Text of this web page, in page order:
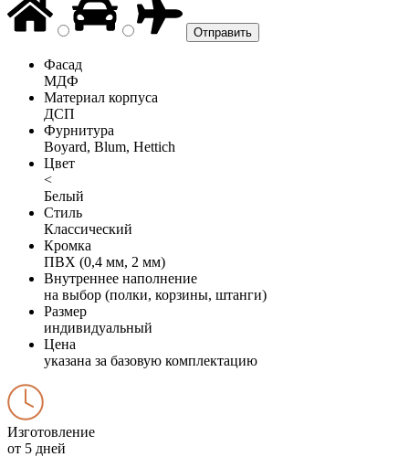
Фасад
МДФ
Материал корпуса
ДСП
Фурнитура
Boyard, Blum, Hettich
Цвет
<
Белый
Стиль
Классический
Кромка
ПВХ (0,4 мм, 2 мм)
Внутреннее наполнение
на выбор (полки, корзины, штанги)
Размер
индивидуальный
Цена
указана за базовую комплектацию
Изготовление
от 5 дней